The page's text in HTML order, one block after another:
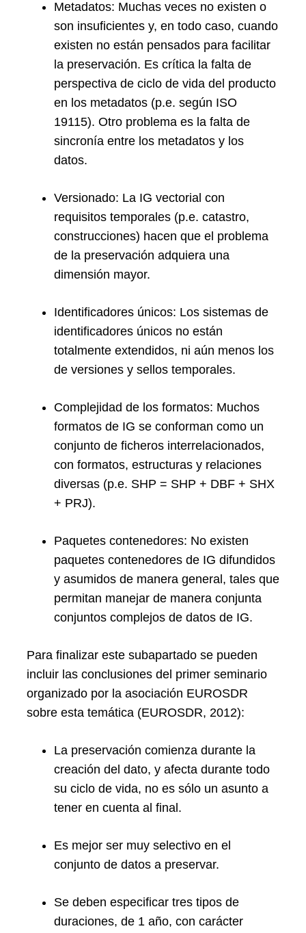
Metadatos: Muchas veces no existen o
son insuficientes y, en todo caso, cuando
existen no están pensados para facilitar
la preservación. Es crítica la falta de
perspectiva de ciclo de vida del producto
en los metadatos (p.e. según ISO
19115). Otro problema es la falta de
sincronía entre los metadatos y los
datos.
Versionado: La IG vectorial con
requisitos temporales (p.e. catastro,
construcciones) hacen que el problema
de la preservación adquiera una
dimensión mayor.
Identificadores únicos: Los sistemas de
identificadores únicos no están
totalmente extendidos, ni aún menos los
de versiones y sellos temporales.
Complejidad de los formatos: Muchos
formatos de IG se conforman como un
conjunto de ficheros interrelacionados,
con formatos, estructuras y relaciones
diversas (p.e. SHP = SHP + DBF + SHX
+ PRJ).
Paquetes contenedores: No existen
paquetes contenedores de IG difundidos
y asumidos de manera general, tales que
permitan manejar de manera conjunta
conjuntos complejos de datos de IG.
Para finalizar este subapartado se pueden
incluir las conclusiones del primer seminario
organizado por la asociación EUROSDR
sobre esta temática (EUROSDR, 2012):
La preservación comienza durante la
creación del dato, y afecta durante todo
su ciclo de vida, no es sólo un asunto a
tener en cuenta al final.
Es mejor ser muy selectivo en el
conjunto de datos a preservar.
Se deben especificar tres tipos de
duraciones, de 1 año, con carácter